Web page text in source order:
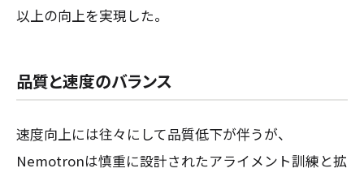
以上の向上を実現した。
品質と速度のバランス
速度向上には往々にして品質低下が伴うが、
Nemotronは慎重に設計されたアライメント訓練と拡